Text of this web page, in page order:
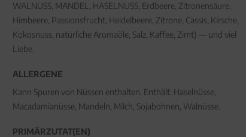
WALNUSS, MANDEL, HASELNUSS, Erdbeere, Zitronensäure,
Himbeere, Passionsfrucht, Heidelbeere, Zitrone, Cassis, Kirsche,
Kokosnuss, natürliche Aromaöle, Salz, Kaffee, Zimt) — und viel
Liebe.
ALLERGENE
Kann Spuren von Nüssen enthalten. Enthält: Haselnüsse,
Macadamianüsse, Mandeln, Milch, Sojabohnen, Walnüsse.
PRIMÄRZUTAT(EN)